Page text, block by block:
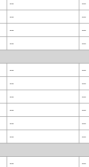
--
--
--
--
--
--
--
--
--
--
--
--
--
--
--
--
--
--
--
--
--
--